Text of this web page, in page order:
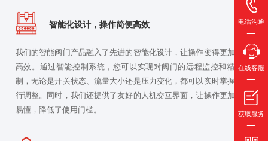
智能化设计，操作简便高效
我们的智能阀门产品融入了先进的智能化设计，让操作变得更加简便
高效。通过智能控制系统，您可以实现对阀门的远程监控和精确控
制，无论是开关状态、流量大小还是压力变化，都可以实时掌握并进
行调整。同时，我们还提供了友好的人机交互界面，让操作更加直观
易懂，降低了使用门槛。
电话沟通
在线客服
获取服务